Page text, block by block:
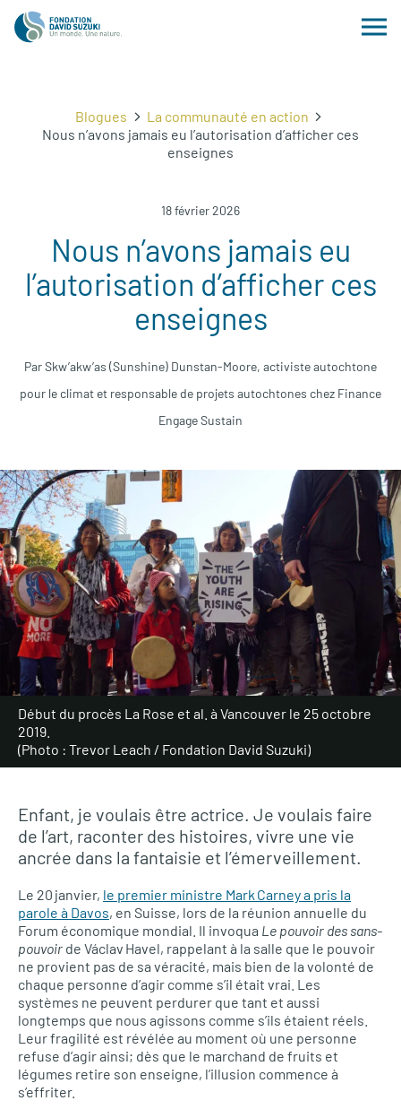
Blogues
La communauté en action
Nous n’avons jamais eu l’autorisation d’afficher ces
enseignes
18 février 2026
Nous n’avons jamais eu
l’autorisation d’afficher ces
enseignes
Par Skw’akw’as (Sunshine) Dunstan-Moore, activiste autochtone
pour le climat et responsable de projets autochtones chez Finance
Engage Sustain
Début du procès La Rose et al. à Vancouver le 25 octobre
2019.
(Photo : Trevor Leach / Fondation David Suzuki)
Enfant, je voulais être actrice. Je voulais faire
de l’art, raconter des histoires, vivre une vie
ancrée dans la fantaisie et l’émerveillement.
Le 20 janvier, le premier ministre Mark Carney a pris la
parole à Davos, en Suisse, lors de la réunion annuelle du
Forum économique mondial. Il invoqua Le pouvoir des sans-
pouvoir de Václav Havel, rappelant à la salle que le pouvoir
ne provient pas de sa véracité, mais bien de la volonté de
chaque personne d’agir comme s’il était vrai. Les
systèmes ne peuvent perdurer que tant et aussi
longtemps que nous agissons comme s’ils étaient réels.
Leur fragilité est révélée au moment où une personne
refuse d’agir ainsi; dès que le marchand de fruits et
légumes retire son enseigne, l’illusion commence à
s’effriter.